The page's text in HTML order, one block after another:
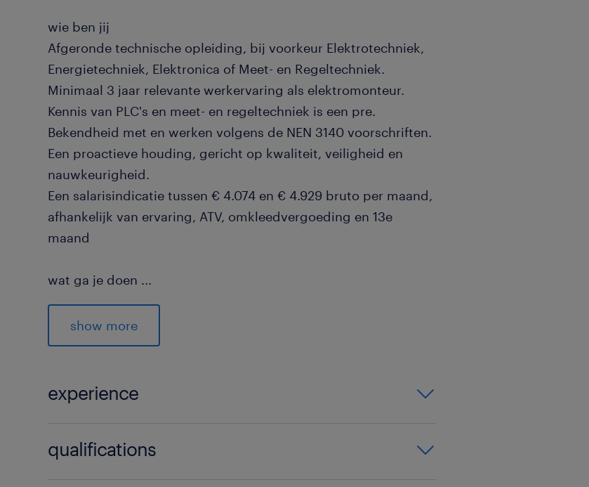
wie ben jij
Afgeronde technische opleiding, bij voorkeur Elektrotechniek,
Energietechniek, Elektronica of Meet- en Regeltechniek.
Minimaal 3 jaar relevante werkervaring als elektromonteur.
Kennis van PLC's en meet- en regeltechniek is een pre.
Bekendheid met en werken volgens de NEN 3140 voorschriften.
Een proactieve houding, gericht op kwaliteit, veiligheid en
nauwkeurigheid.
Een salarisindicatie tussen € 4.074 en € 4.929 bruto per maand,
afhankelijk van ervaring, ATV, omkleedvergoeding en 13e
maand
wat ga je doen ...
Verantwoordelijkheden
Uitvoeren van preventief en gepland onderhoud, met de
nadruk op elektrische installaties, aangevuld met mechanisch
Analyseren en oplossen van technische storingen om de
continuïteit van processen te waarborgen.
machines.
show more
experience
qualifications